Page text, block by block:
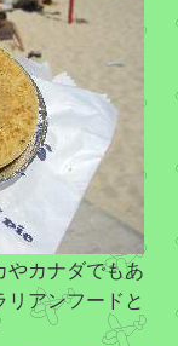
やカナダでもあ
アンフードと